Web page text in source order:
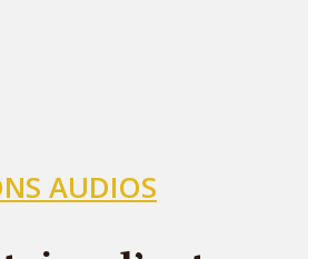
AUDIOS